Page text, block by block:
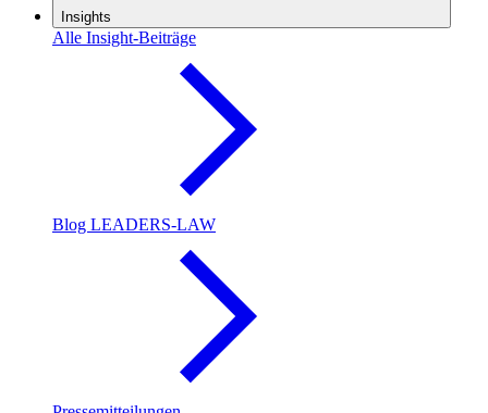
Insights
Alle Insight-Beiträge
Blog LEADERS-LAW